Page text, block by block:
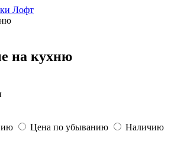
Лофт
на кухню
Цена по убыванию Наличию